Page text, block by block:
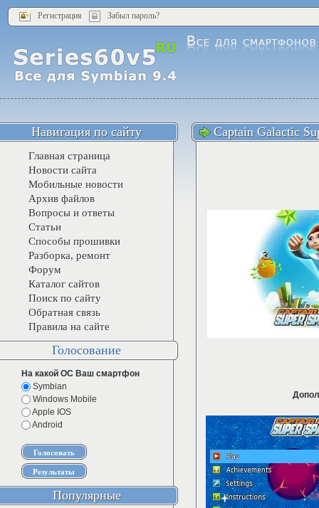
Регистрация Забыл пароль?
Captain Galactic
Навигация по сайту
Главная страница
Новости сайта
Мобильные новости
Архив файлов
Вопросы и ответы
Статьи
Способы прошивки
Разборка, ремонт
Форум
Каталог сайтов
Поиск по сайту
Обратная связь
Правила на сайте
Голосование
На какой ОС Ваш смартфон
Symbian
Windows Mobile
Apple IOS
Android
Популярные